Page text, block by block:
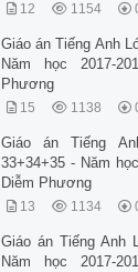
12 1154
Giáo án Tiếng Anh
Năm học 2017-
Phương
15 1138
Giáo án Tiếng
33+34+35 - Năm
Diễm Phương
13 1134
Giáo án Tiếng Anh
Năm học 2017-